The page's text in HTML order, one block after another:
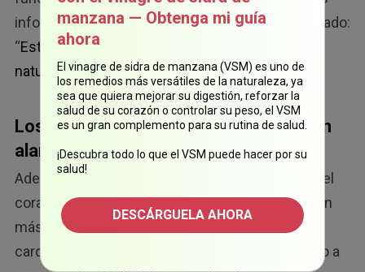
información sobre este tema en mi artículo llamado:
“Esto le ayuda a mejorar la salud de su corazón
naturalmente y sin medicamentos"
Los hábitos de vida saludables también
alargan la vida sin enfermedades
Además de favorecer la salud de los huesos y del
corazón, los hábitos de vida saludables le brindan
más años de vida sin cáncer, enfermedades
cardiovasculares y diabetes tipo 2. En un estudio a
manzana — Obtenga mi guía
ahora
El vinagre de sidra de manzana (VSM) es uno de
los remedios más versátiles de la naturaleza, ya
sea que quiera mejorar su digestión, reforzar la
salud de su corazón o controlar su peso, el VSM
es un gran complemento para su rutina de salud.
¡Descubra todo lo que el VSM puede hacer por su
salud!
DESCÁRGUELA AHORA